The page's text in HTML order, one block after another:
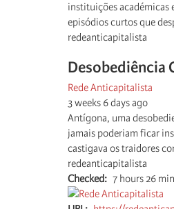
instituições académicas
episódios curtos que
redeanticapitalista
Desobediência
Rede Anticapitalista
3 weeks 6 days ago
Antígona, uma
jamais poderiam ficar
castigava os traidores
redeanticapitalista
Checked
7 hours 26